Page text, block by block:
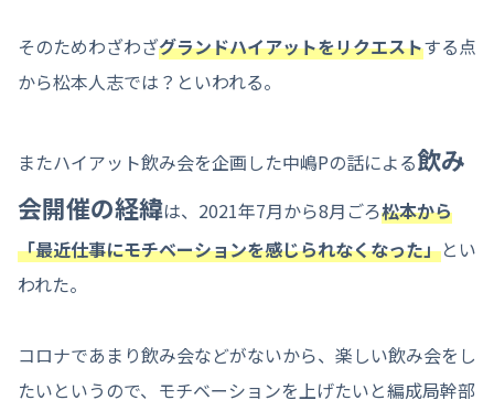
そのためわざわざグランドハイアットをリクエストする点
から松本人志では？といわれる。
またハイアット飲み会を企画した中嶋Pの話による飲み
会開催の経緯は、2021年7月から8月ごろ松本から
「最近仕事にモチベーションを感じられなくなった」とい
われた。
コロナであまり飲み会などがないから、楽しい飲み会をし
たいというので、モチベーションを上げたいと編成局幹部